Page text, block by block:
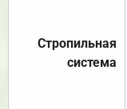
Стропильная
система